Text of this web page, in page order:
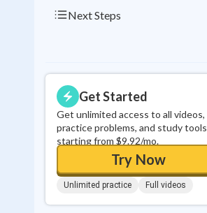
Next Steps
Get Started
Get unlimited access to all videos,
practice problems, and study tools
starting from $9.92/mo.
Try Now
Unlimited practice Full videos